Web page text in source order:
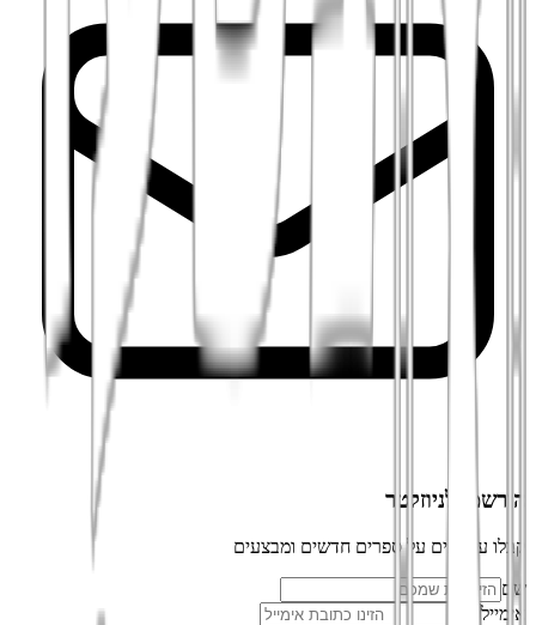
הירשמו לניוזלטר
קבלו עדכונים על ספרים חדשים ומבצעים
שם
אימייל